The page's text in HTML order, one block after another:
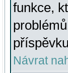
funkce,
Návrat